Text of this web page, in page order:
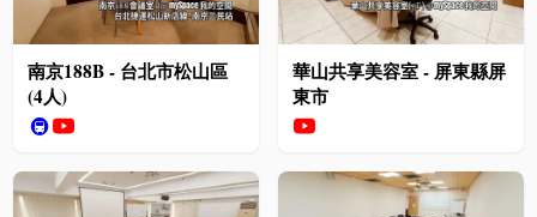
南京188B - 台北市松山區
(4人)
🚇
華山共享美容室 - 屏東縣屏
東市